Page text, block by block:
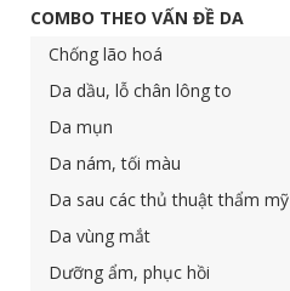
COMBO THEO VẤN ĐỀ DA
Chống lão hoá
Da dầu, lỗ chân lông to
Da mụn
Da nám, tối màu
Da sau các thủ thuật thẩm mỹ
Da vùng mắt
Dưỡng ẩm, phục hồi